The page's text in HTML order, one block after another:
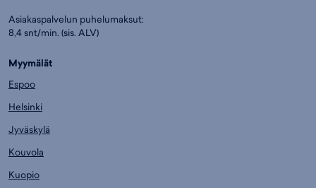
Asiakaspalvelun puhelumaksut:
8,4 snt/min. (sis. ALV)
Myymälät
Espoo
Helsinki
Jyväskylä
Kouvola
Kuopio